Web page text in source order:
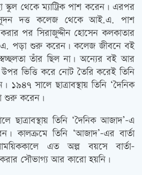
স্কুল থেকে ম্যাট্রিক পাশ করেন। এরপর
দত্ত কলেজ থেকে আই.এ. পাশ
পর সিরাজুদ্দীন হোসেন কলকাতার
পড়া শুরু করেন। কলেজ জীবনে বই
তাঁর ছিল না। অন্যের বই আর
ভিত্তি করে নোট তৈরি করেই তিনি
১৯৪৭ সালে ছাত্রাবস্থায় তিনি ‘দৈনিক
শুরু করেন।
ছাত্রাবস্থায় তিনি ‘দৈনিক আজাদ’-এ
কালক্রমে তিনি ‘আজাদ’-এর বার্তা
এত অল্প বয়সে বার্তা-
সৌভাগ্য আর কারো হয়নি।